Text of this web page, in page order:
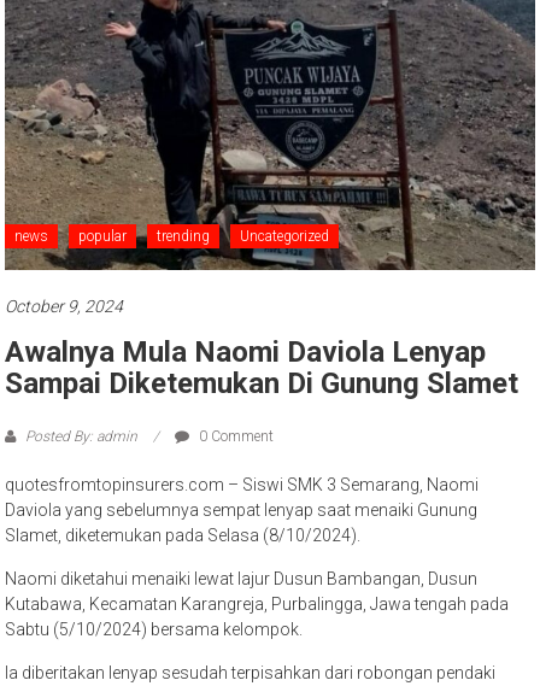
news popular trending Uncategorized
October 9, 2024
Awalnya Mula Naomi Daviola Lenyap
Sampai Diketemukan Di Gunung Slamet
Posted By: admin 0 Comment
quotesfromtopinsurers.com – Siswi SMK 3 Semarang, Naomi
Daviola yang sebelumnya sempat lenyap saat menaiki Gunung
Slamet, diketemukan pada Selasa (8/10/2024).
Naomi diketahui menaiki lewat lajur Dusun Bambangan, Dusun
Kutabawa, Kecamatan Karangreja, Purbalingga, Jawa tengah pada
Sabtu (5/10/2024) bersama kelompok.
Ia diberitakan lenyap sesudah terpisahkan dari robongan pendaki